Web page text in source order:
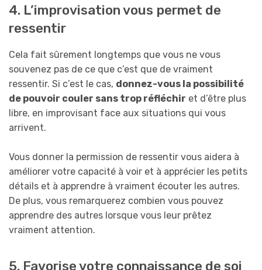
4. L’improvisation vous permet de
ressentir
Cela fait sûrement longtemps que vous ne vous
souvenez pas de ce que c’est que de vraiment
ressentir. Si c’est le cas, donnez-vous la possibilité
de pouvoir couler sans trop réfléchir et d’être plus
libre, en improvisant face aux situations qui vous
arrivent.
Vous donner la permission de ressentir vous aidera à
améliorer votre capacité à voir et à apprécier les petits
détails et à apprendre à vraiment écouter les autres.
De plus, vous remarquerez combien vous pouvez
apprendre des autres lorsque vous leur prêtez
vraiment attention.
5. Favorise votre connaissance de soi